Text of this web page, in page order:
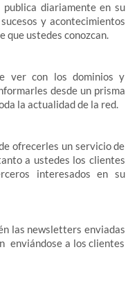
diariamente en su
y acontecimientos
que ustedes conozcan.
ver con los dominios y
desde un prisma
la actualidad de la red.
ofrecerles un servicio de
a ustedes los clientes
interesados en su
las newsletters enviadas
enviándose a los clientes